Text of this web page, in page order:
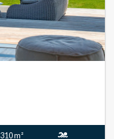
310 m²